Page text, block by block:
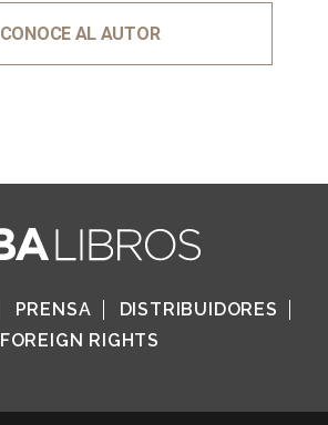
CONOCE AL AUTOR
PRENSA
DISTRIBUIDORES
FOREIGN RIGHTS